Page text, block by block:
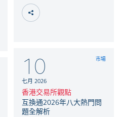
10
七月 2026
市場
香港交易所觀點
互換通2026年八大熱門問
題全解析